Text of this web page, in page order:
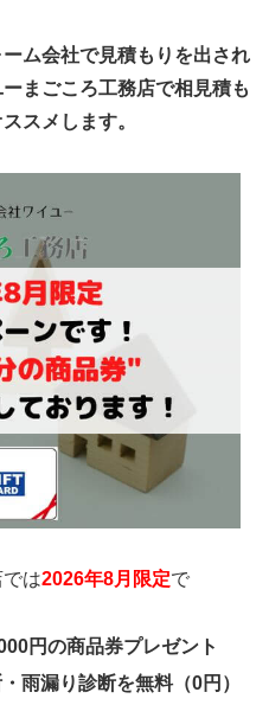
ム会社で見積もりを出され
まごころ工務店で相見積も
スメします。
は2026年8月限定で
円の商品券プレゼント
雨漏り診断を無料（0円）